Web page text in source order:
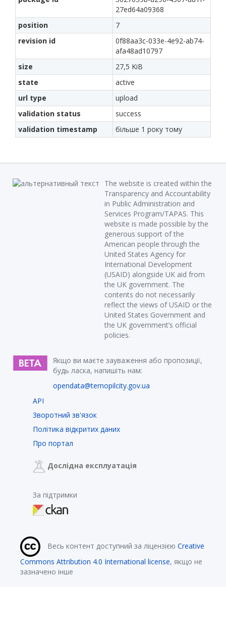
27ed64a09368
position
7
revision id
0f88aa3c-033e-4e92-ab74-
afa48ad10797
size
27,5 KiB
state
active
url type
upload
validation status
success
validation timestamp
більше 1 року тому
The website is created within the
Transparency and Accountability
in Public Administration and
Services Program/TAPAS. This
website is made possible by the
generous support of the
American people through the
United States Agency for
International Development
(USAID) alongside UK aid from
the UK government. The
contents do not necessarily
reflect the views of USAID or the
United States Government and
the UK government’s official
policies.
Якщо ви маєте зауваження або пропозиції,
будь ласка, напишіть нам:
opendata@ternopilcity.gov.ua
API
Зворотний зв'язок
Політика відкритих даних
Про портал
Дослідна експлуатація
За підтримки
Весь контент доступний за ліцензією Creative
Commons Attribution 4.0 International license, якщо не
зазначено інше